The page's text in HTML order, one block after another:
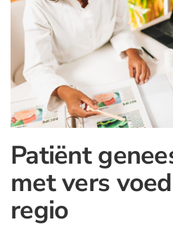
Patiënt
met vers
regio